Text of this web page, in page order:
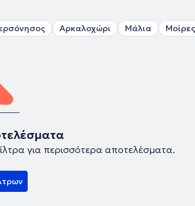
Αρκαλοχώρι Μάλια Μοίρες
για περισσότερα αποτελέσματα.